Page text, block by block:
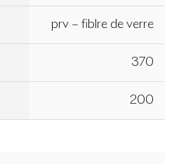
prv – fiblre de verre
370
200